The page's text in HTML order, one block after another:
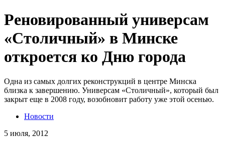
Реновированный универсам
«Столичный» в Минске
откроется ко Дню города
Одна из самых долгих реконструкций в центре Минска
близка к завершению. Универсам «Столичный», который был
закрыт еще в 2008 году, возобновит работу уже этой осенью.
Новости
5 июля, 2012